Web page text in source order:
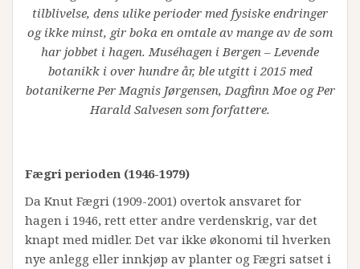
tilblivelse, dens ulike perioder med fysiske endringer
og ikke minst, gir boka en omtale av mange av de som
har jobbet i hagen. Muséhagen i Bergen – Levende
botanikk i over hundre år, ble utgitt i 2015 med
botanikerne Per Magnis Jørgensen, Dagfinn Moe og Per
Harald Salvesen som forfattere.
Fægri perioden (1946-1979)
Da Knut Fægri (1909-2001) overtok ansvaret for
hagen i 1946, rett etter andre verdenskrig, var det
knapt med midler. Det var ikke økonomi til hverken
nye anlegg eller innkjøp av planter og Fægri satset i